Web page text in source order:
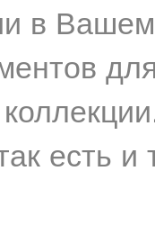
в
есть и